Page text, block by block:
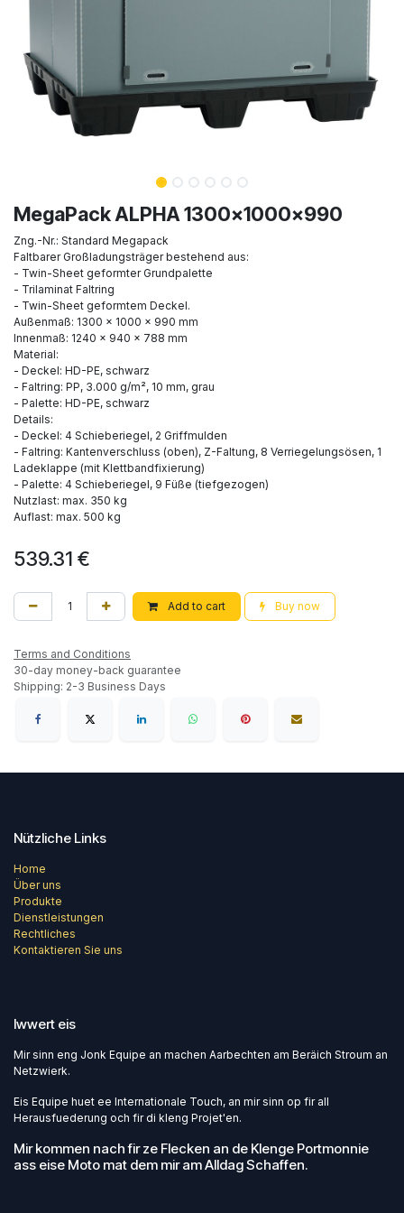
MegaPack ALPHA 1300x1000x990
Zng.-Nr.: Standard Megapack
Faltbarer Großladungsträger bestehend aus:
- Twin-Sheet geformter Grundpalette
- Trilaminat Faltring
- Twin-Sheet geformtem Deckel.
Außenmaß: 1300 x 1000 x 990 mm
Innenmaß: 1240 x 940 x 788 mm
Material:
- Deckel: HD-PE, schwarz
- Faltring: PP, 3.000 g/m², 10 mm, grau
- Palette: HD-PE, schwarz
Details:
- Deckel: 4 Schieberiegel, 2 Griffmulden
- Faltring: Kantenverschluss (oben), Z-Faltung, 8 Verriegelungsösen, 1
Ladeklappe (mit Klettbandfixierung)
- Palette: 4 Schieberiegel, 9 Füße (tiefgezogen)
Nutzlast: max. 350 kg
Auflast: max. 500 kg
539.31 €
Add to cart Buy now
Terms and Conditions
30-day money-back guarantee
Shipping: 2-3 Business Days
Nützliche Links
Home
Über uns
Produkte
Dienstleistungen
Rechtliches
Kontaktieren Sie uns
Iwwert eis
Mir sinn eng Jonk Equipe an machen Aarbechten am Beräich Stroum an
Netzwierk.
Eis Equipe huet ee Internationale Touch, an mir sinn op fir all
Herausfuederung och fir di kleng Projet'en.
Mir kommen nach fir ze Flecken an de Klenge Portmonnie
ass eise Moto mat dem mir am Alldag Schaffen.